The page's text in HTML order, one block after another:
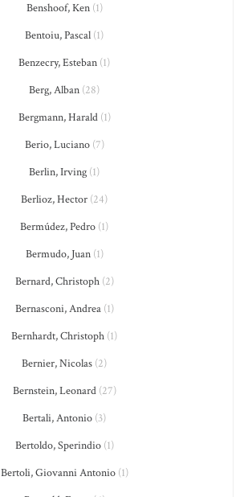
Benshoof, Ken(1)
Bentoiu, Pascal (1)
Benzecry, Esteban (1)
Berg, Alban (28)
Bergmann, Harald(1)
Berio, Luciano(7)
Berlin, Irving (1)
Berlioz, Hector (24)
Bermúdez, Pedro (1)
Bermudo, Juan(1)
Bernard, Christoph(2)
Bernasconi, Andrea(1)
Bernhardt, Christoph (1)
Bernier, Nicolas (2)
Bernstein, Leonard(27)
Bertali, Antonio (3)
Bertoldo, Sperindio(1)
Bertoli, Giovanni Antonio(1)